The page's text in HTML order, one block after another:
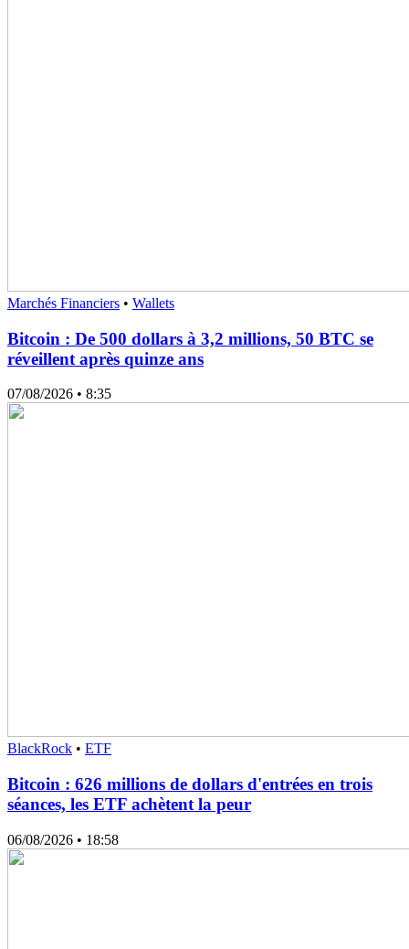
Marchés Financiers • Wallets
Bitcoin : De 500 dollars à 3,2 millions, 50 BTC se
réveillent après quinze ans
07/08/2026 • 8:35
BlackRock • ETF
Bitcoin : 626 millions de dollars d'entrées en trois
séances, les ETF achètent la peur
06/08/2026 • 18:58